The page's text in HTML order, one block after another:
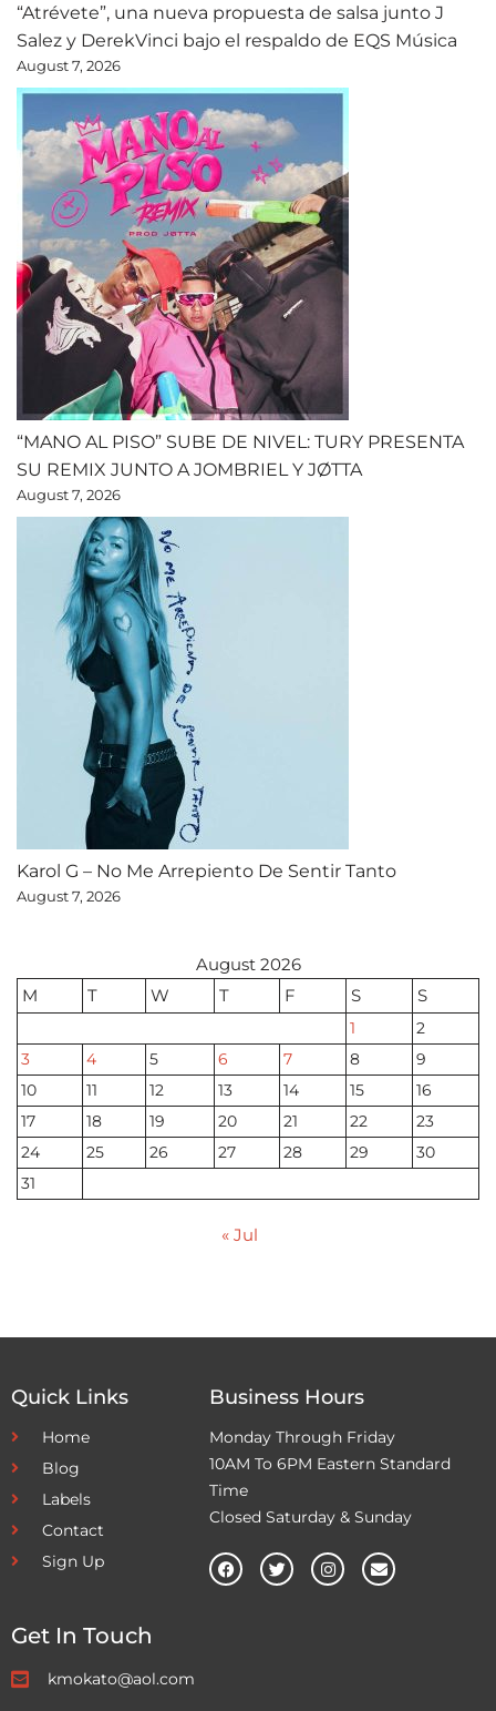
“Atrévete”, una nueva propuesta de salsa junto J
Salez y DerekVinci bajo el respaldo de EQS Música
August 7, 2026
“MANO AL PISO” SUBE DE NIVEL: TURY PRESENTA
SU REMIX JUNTO A JOMBRIEL Y JØTTA
August 7, 2026
Karol G – No Me Arrepiento De Sentir Tanto
August 7, 2026
August 2026
M
T W T F S S
1
2
3
4 5 6 7 8
9
10
11 12 13 14 15
16
17
18 19 20 21 22
23
24
25 26 27 28 29
30
31
« Jul
Quick Links
Home
Blog
Labels
Contact
Sign Up
Business Hours
Monday Through Friday
10AM To 6PM Eastern Standard
Time
Closed Saturday & Sunday
Get In Touch
kmokato@aol.com